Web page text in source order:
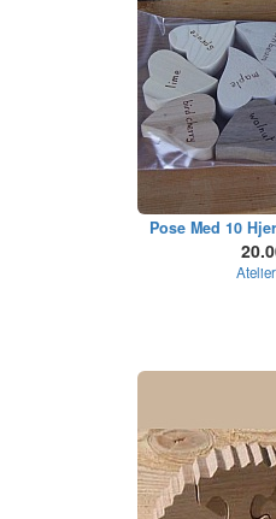
Pose Med 10